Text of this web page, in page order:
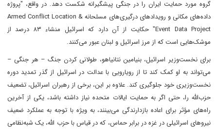
گروه مورد حمایت ایران را در جنگی پیشگیرانه شکست دهد. در واقع، "پروژه
داده‌های مکانی و رویدادهای درگیری‌های مسلحانه Armed Conflict Location &
Event Data Project" حکایت از آن دارد که اسرائیل منشاء ۸۳ درصد از
موشک‌هایی است که از مرز اسرائیل و لبنان عبور می‌کنند.
برای نخست‌وزیر اسرائیل، بنیامین نتانیاهو، طولانی کردن جنگ – هر جنگی –
می‌تواند به او کمک کند تا از رویارویی با عدالت در اسرائیل از گذر تمدید دوره
نخست‌وزیری خود جلوگیری کند. علاوه بر این، برخی از رهبران اسرائیل، تضعیف
حزب‌الله را، حتی اگر به حمایت ایالات متحده نیاز داشته باشد، یکی از آخرین
راه‌های مؤثر برای اعاده بازدارندگی می‌بینند، به ویژه با توجه به عملکرد ضعیف
نیروهای اسرائیلی در غزه در برابر حماس، که در قیاس با حزب الله، یک شبه‌نظامی